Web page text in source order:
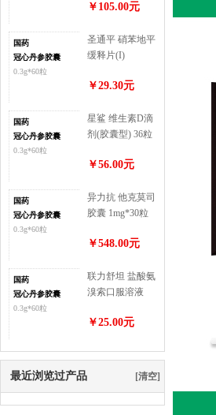
￥105.00元
国药
冠心丹参胶囊
0.3g*60粒
圣通平 硝苯地平
缓释片(I)
￥29.30元
国药
冠心丹参胶囊
0.3g*60粒
星鲨 维生素D滴
剂(胶囊型) 36粒
位)
￥56.00元
国药
冠心丹参胶囊
0.3g*60粒
异力抗 他克莫司
胶囊 1mg*30粒
￥548.00元
国药
冠心丹参胶囊
0.3g*60粒
联力舒坦 盐酸氨
溴索口服溶液
￥25.00元
最近浏览过产品 [清空]